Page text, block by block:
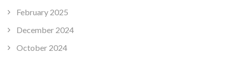
February 2025
December 2024
October 2024